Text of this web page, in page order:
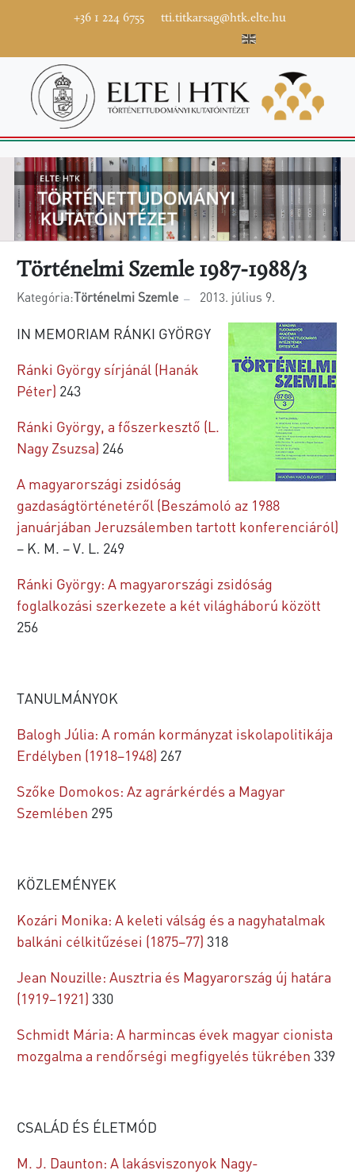
+36 1 224 6755 tti.titkarsag@htk.elte.hu
Történelmi Szemle 1987-1988/3
Kategória:Történelmi Szemle 2013. július 9.
IN MEMORIAM RÁNKI GYÖRGY
Ránki György sírjánál (Hanák
Péter) 243
Ránki György, a főszerkesztő (L.
Nagy Zsuzsa) 246
A magyarországi zsidóság
gazdaságtörténetéről (Beszámoló az 1988
januárjában Jeruzsálemben tartott konferenciáról)
– K. M. – V. L. 249
Ránki György: A magyarországi zsidóság
foglalkozási szerkezete a két világháború között
256
TANULMÁNYOK
Balogh Júlia: A román kormányzat iskolapolitikája
Erdélyben (1918–1948) 267
Szőke Domokos: Az agrárkérdés a Magyar
Szemlében 295
KÖZLEMÉNYEK
Kozári Monika: A keleti válság és a nagyhatalmak
balkáni célkitűzései (1875–77) 318
Jean Nouzille: Ausztria és Magyarország új határa
(1919–1921) 330
Schmidt Mária: A harmincas évek magyar cionista
mozgalma a rendőrségi megfigyelés tükrében 339
CSALÁD ÉS ÉLETMÓD
M. J. Daunton: A lakásviszonyok Nagy-